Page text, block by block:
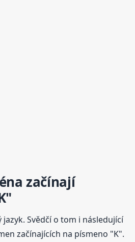
začínají
Svědčí o tom i následující
začínajících na písmeno "K".